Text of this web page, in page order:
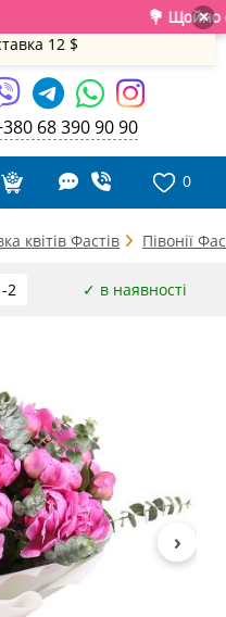
💐 Щойно×
12 $
68 390 90 90
0
квітів Фастів Півонії
2 ✓ в наявності